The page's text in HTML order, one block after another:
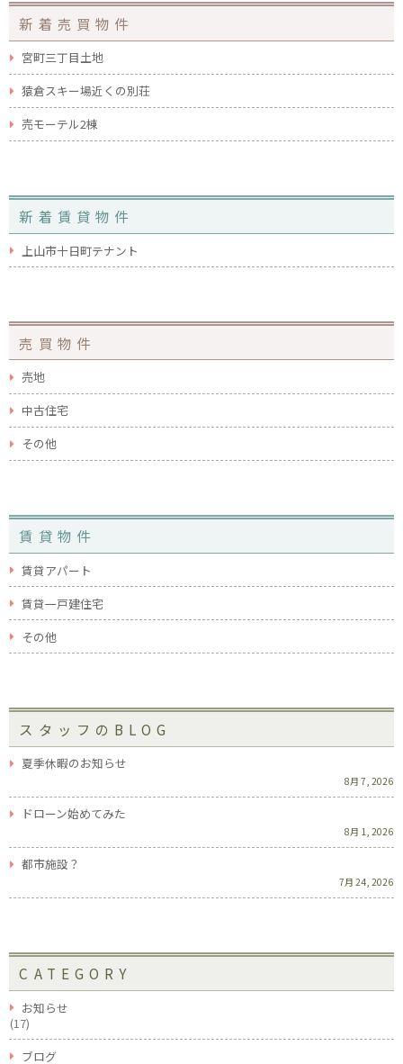
新着売買物件
宮町三丁目土地
猿倉スキー場近くの別荘
売モーテル2棟
新着賃貸物件
上山市十日町テナント
売買物件
売地
中古住宅
その他
賃貸物件
賃貸アパート
賃貸一戸建住宅
その他
スタッフのBLOG
夏季休暇のお知らせ
8月 7, 2026
ドローン始めてみた
8月 1, 2026
都市施設？
7月 24, 2026
CATEGORY
お知らせ
(17)
ブログ